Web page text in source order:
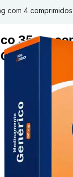
com 4
35mg